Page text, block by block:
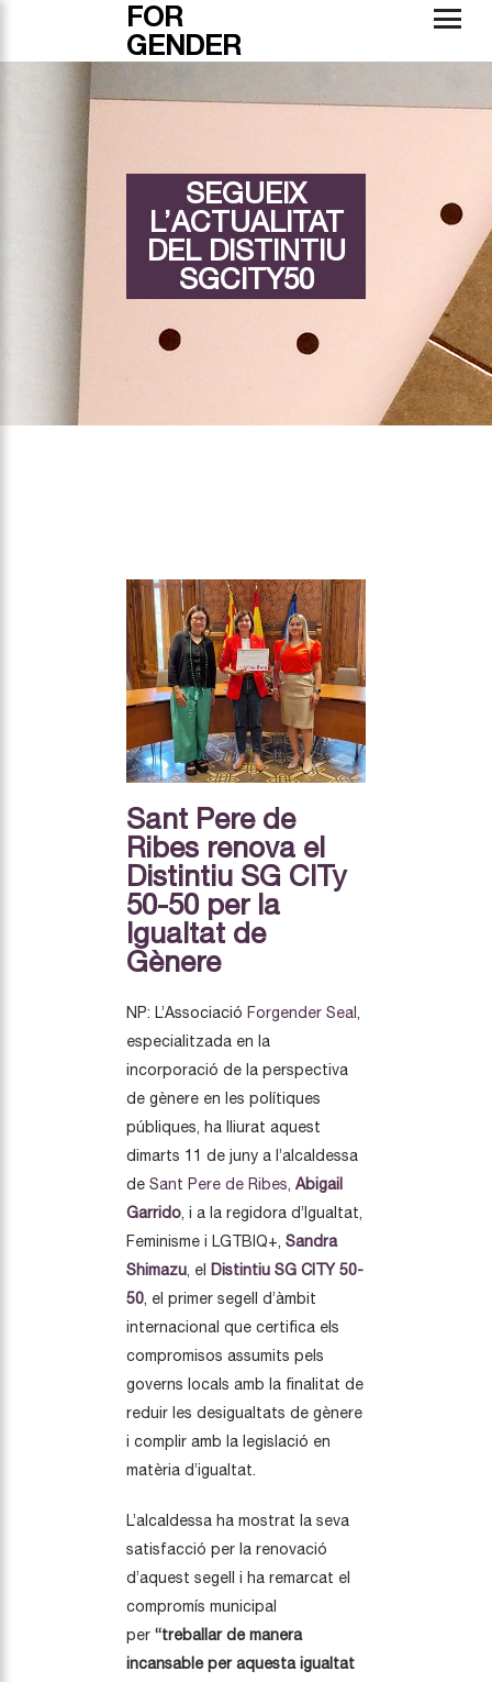
FOR
GENDER
SEGUEIX
L’ACTUALITAT
DEL DISTINTIU
SGCITY50
Sant Pere de
Ribes renova el
Distintiu SG CITy
50-50 per la
Igualtat de
Gènere
NP: L’Associació Forgender Seal,
especialitzada en la
incorporació de la perspectiva
de gènere en les polítiques
públiques, ha lliurat aquest
dimarts 11 de juny a l’alcaldessa
de Sant Pere de Ribes, Abigail
Garrido, i a la regidora d’Igualtat,
Feminisme i LGTBIQ+, Sandra
Shimazu, el Distintiu SG CITY 50-
50, el primer segell d’àmbit
internacional que certifica els
compromisos assumits pels
governs locals amb la finalitat de
reduir les desigualtats de gènere
i complir amb la legislació en
matèria d’igualtat.
L’alcaldessa ha mostrat la seva
satisfacció per la renovació
d’aquest segell i ha remarcat el
compromís municipal
per “treballar de manera
incansable per aquesta igualtat